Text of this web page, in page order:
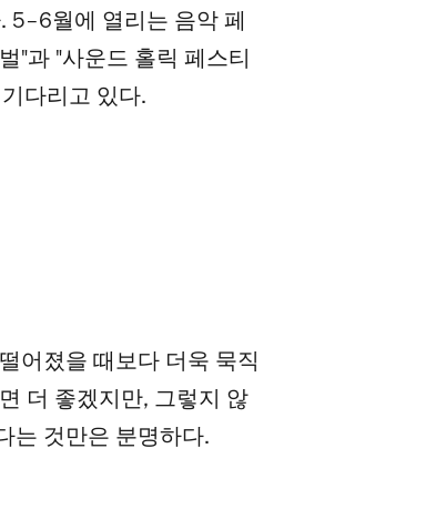
5–6월에 열리는 음악 페
"과 "사운드 홀릭 페스티
다리고 있다.
어졌을 때보다 더욱 묵직
더 좋겠지만, 그렇지 않
는 것만은 분명하다.